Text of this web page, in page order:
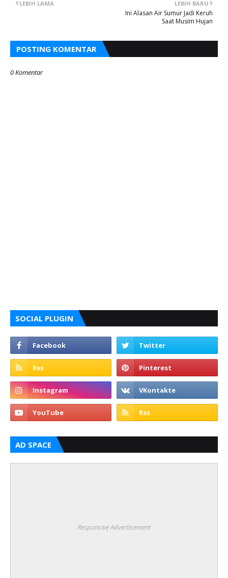
LEBIH BARU
Ini Alasan Air Sumur Jadi Keruh
Saat Musim Hujan
LEBIH LAMA
POSTING KOMENTAR
0 Komentar
SOCIAL PLUGIN
AD SPACE
Responsive Advertisement